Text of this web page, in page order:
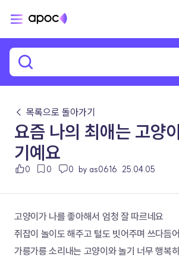
← 목록으로 돌아가기
요즘 나의 최애는 고양
기예요
0 0 0 by as0616 25.04.05
고양이가 나를 좋아해서 엄청 잘 따르네요
쥐잡이 놀이도 해주고 털도 빗어주며 쓰다듬
가릉가릉 소리내는 고양이와 놀기 너무 행복